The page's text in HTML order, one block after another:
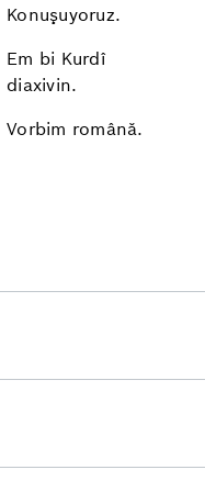
Konuşuyoruz.
Em bi Kurdî
diaxivin.
Vorbim română.